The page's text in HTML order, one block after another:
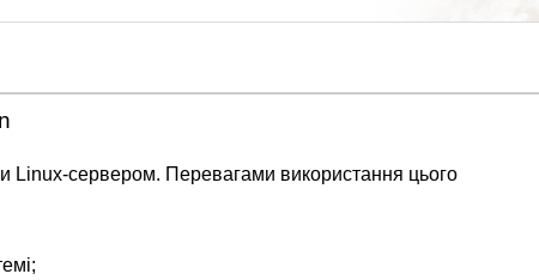
Linux-сервером. Перевагами використання цього